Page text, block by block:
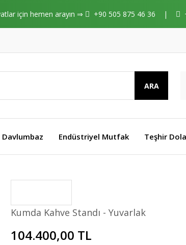
için hemen arayın ⇒ +90 505 875 46 36 |
ARA
Davlumbaz Endüstriyel Mutfak Teşhir
Kumda Kahve Standı - Yuvarlak
104.400,00 TL